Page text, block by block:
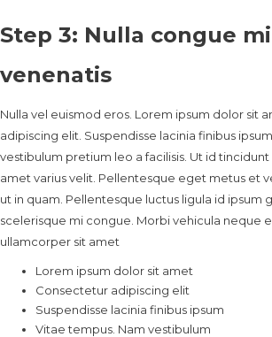
Step 3: Nulla congue
venenatis
Nulla vel euismod eros. Lorem ipsum dolor sit
adipiscing elit. Suspendisse lacinia finibus
vestibulum pretium leo a facilisis. Ut id
amet varius velit. Pellentesque eget metus et
ut in quam. Pellentesque luctus ligula id ipsum
scelerisque mi congue. Morbi vehicula neque
ullamcorper sit amet
Lorem ipsum dolor sit amet
Consectetur adipiscing elit
Suspendisse lacinia finibus ipsum
Vitae tempus. Nam vestibulum